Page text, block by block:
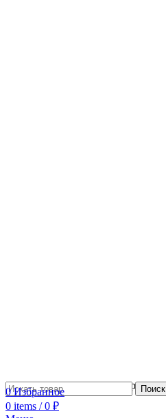
Сотрудничество с дизайнерамиПоиск
0Избранное
0 items / 0 ₽